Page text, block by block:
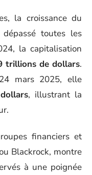
la croissance du
toutes les
la capitalisation
trillions de dollars.
mars 2025, elle
, illustrant la
financiers et
Blackrock, montre
à une poignée